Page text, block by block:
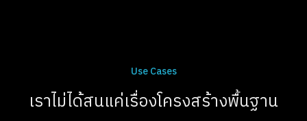
Use Cases
เราไม่ได้สนแค่เรื่องโครงสร้างพื้นฐาน